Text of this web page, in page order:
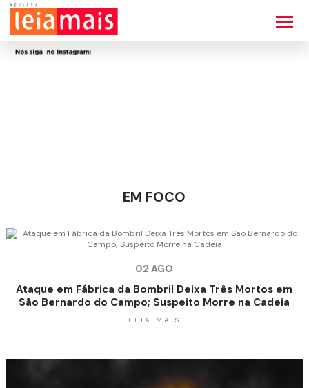
EM FOCO
02 AGO
Ataque em Fábrica da Bombril Deixa Três Mortos em
São Bernardo do Campo; Suspeito Morre na Cadeia
LEIA MAIS